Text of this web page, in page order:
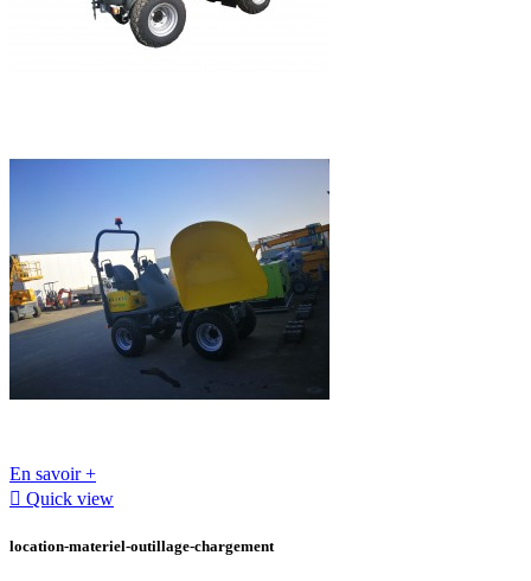
En savoir +
 Quick view
location-materiel-outillage-chargement